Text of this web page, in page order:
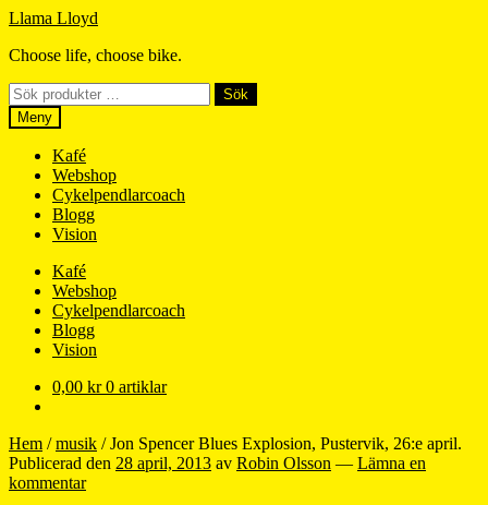
Hoppa
navigering
Hoppa
innehåll
Llama Lloyd
Choose life, choose bike.
Sök
efter:
Sök
Meny
Kafé
Webshop
Cykelpendlarcoach
Blogg
Vision
Kafé
Webshop
Cykelpendlarcoach
Blogg
Vision
0,00 kr 0 artiklar
Hem /musik /Jon Spencer Blues Explosion, Pustervik, 26:e april.
Publicerad den 28 april, 2013 av Robin Olsson — Lämna en
kommentar